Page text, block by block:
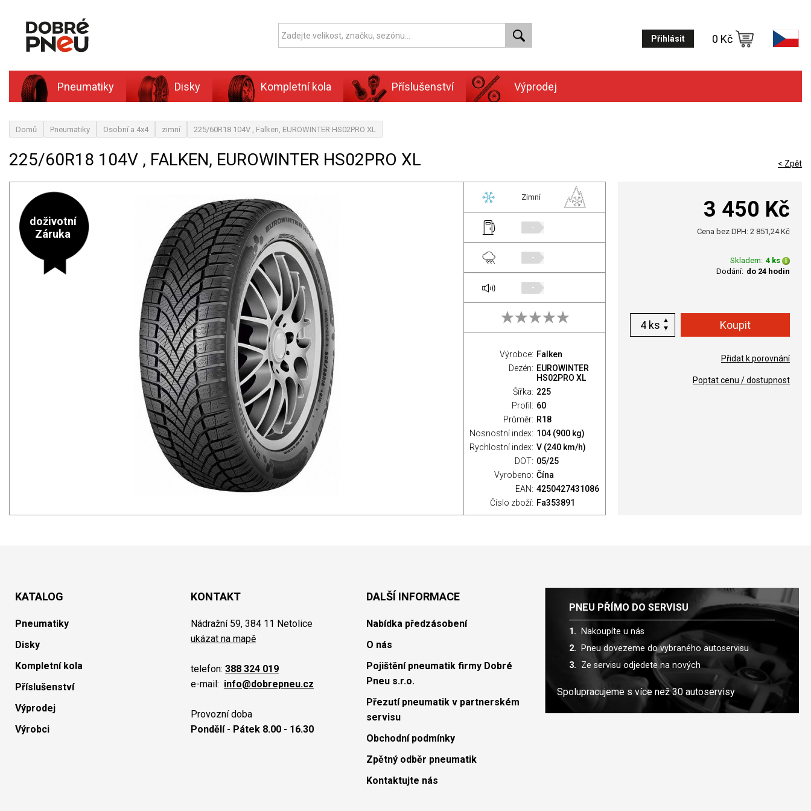
Přihlásit 0 Kč
Pneumatiky Disky Kompletní kola Příslušenství Výprodej
Domů Pneumatiky Osobní a 4x4 zimní 225/60R18 104V , Falken, EUROWINTER HS02PRO XL
225/60R18 104V , FALKEN, EUROWINTER HS02PRO XL < Zpět
doživotní
Záruka
Zimní
-
-
-
Výrobce: Falken
Dezén: EUROWINTER
HS02PRO XL
Šířka: 225
Profil: 60
Průměr: R18
Nosnostní index: 104 (900 kg)
Rychlostní index: V (240 km/h)
DOT: 05/25
Vyrobeno: Čína
EAN: 4250427431086
Číslo zboží: Fa353891
3 450 Kč
Cena bez DPH: 2 851,24 Kč
Skladem: 4 ks
Dodání: do 24 hodin
ks
Přidat k porovnání
Poptat cenu / dostupnost
KATALOG
Pneumatiky
Disky
Kompletní kola
Příslušenství
Výprodej
Výrobci
KONTAKT
Nádražní 59, 384 11 Netolice
ukázat na mapě
telefon: 388 324 019
e-mail: info@dobrepneu.cz
Provozní doba
Pondělí - Pátek 8.00 - 16.30
DALŠÍ INFORMACE
Nabídka předzásobení
O nás
Pojištění pneumatik firmy Dobré
Pneu s.r.o.
Přezutí pneumatik v partnerském
servisu
Obchodní podmínky
Zpětný odběr pneumatik
Kontaktujte nás
PNEU PŘÍMO DO SERVISU
Nakoupíte u nás
Pneu dovezeme do vybraného autoservisu
Ze servisu odjedete na nových
Spolupracujeme s více než 30 autoservisy